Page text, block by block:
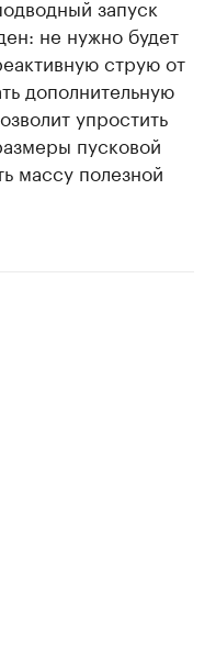
запуск
не нужно будет
струю от
дополнительную
упростить
пусковой
массу полезной